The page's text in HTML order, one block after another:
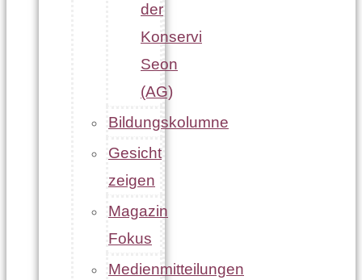
der
Konservi
Seon
(AG)
Bildungskolumne
Gesicht
zeigen
Magazin
Fokus
Medienmitteilungen